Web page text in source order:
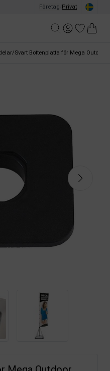
Företag Privat
/Svart Bottenplatta för Mega Outdoor